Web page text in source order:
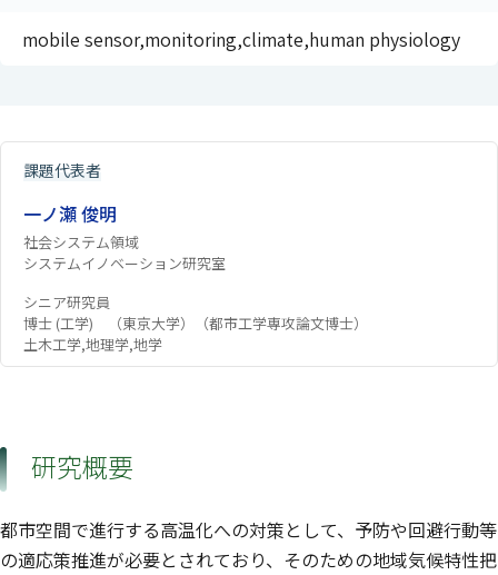
mobile sensor,monitoring,climate,human physiology
課題代表者
一ノ瀬 俊明
社会システム領域
システムイノベーション研究室
シニア研究員
博士 (工学) （東京大学）（都市工学専攻論文博士）
土木工学,地理学,地学
研究概要
都市空間で進行する高温化への対策として、予防や回避行動等
の適応策推進が必要とされており、そのための地域気候特性把